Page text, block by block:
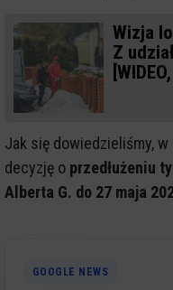
Wizja
Z
Jak się dowiedzieliśmy,
decyzję o przedłużeniu
Alberta G. do 27 maja
GOOGLE NEWS